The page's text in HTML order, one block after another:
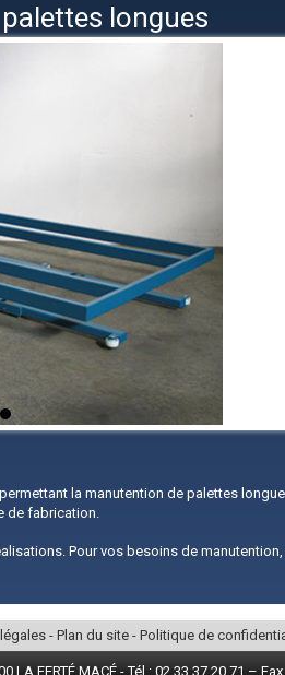
longues
la manutention de palettes
de fabrication.
Pour vos besoins de manutention,
- Plan du site- Politique de
LA FERTÉ MACÉ - Tél : 02 33 37 20 71 –